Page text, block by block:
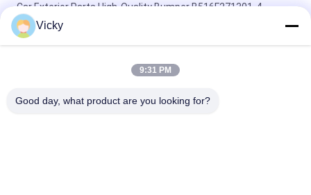
Car Exterior Parts High-Quality Bumper B516F271301-4
CHANAN OSHAN​ Z6 Starry White
স্টার্টার মোটর হন্ডা EX5 মোটরসাইকেল ইঞ্জিন খুচরা যন্ত্রাংশ সস্তা পাইকারি উচ্চ পারফরম্যান্স
Vicky
9:31 PM
Good day, what product are you looking for?